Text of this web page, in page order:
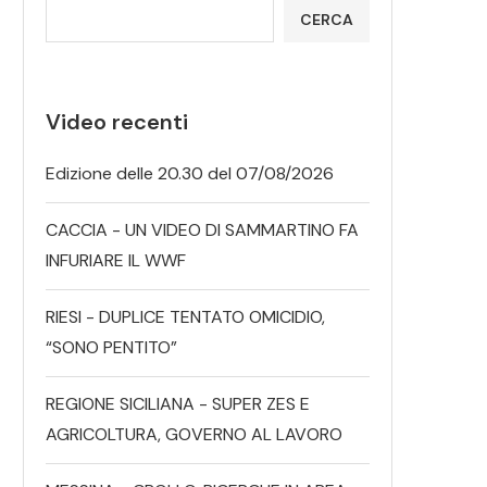
CERCA
Video recenti
Edizione delle 20.30 del 07/08/2026
CACCIA - UN VIDEO DI SAMMARTINO FA
INFURIARE IL WWF
RIESI - DUPLICE TENTATO OMICIDIO,
“SONO PENTITO”
REGIONE SICILIANA - SUPER ZES E
AGRICOLTURA, GOVERNO AL LAVORO